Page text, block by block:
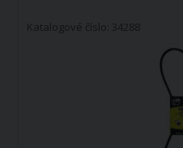
Katalogové číslo: 34288